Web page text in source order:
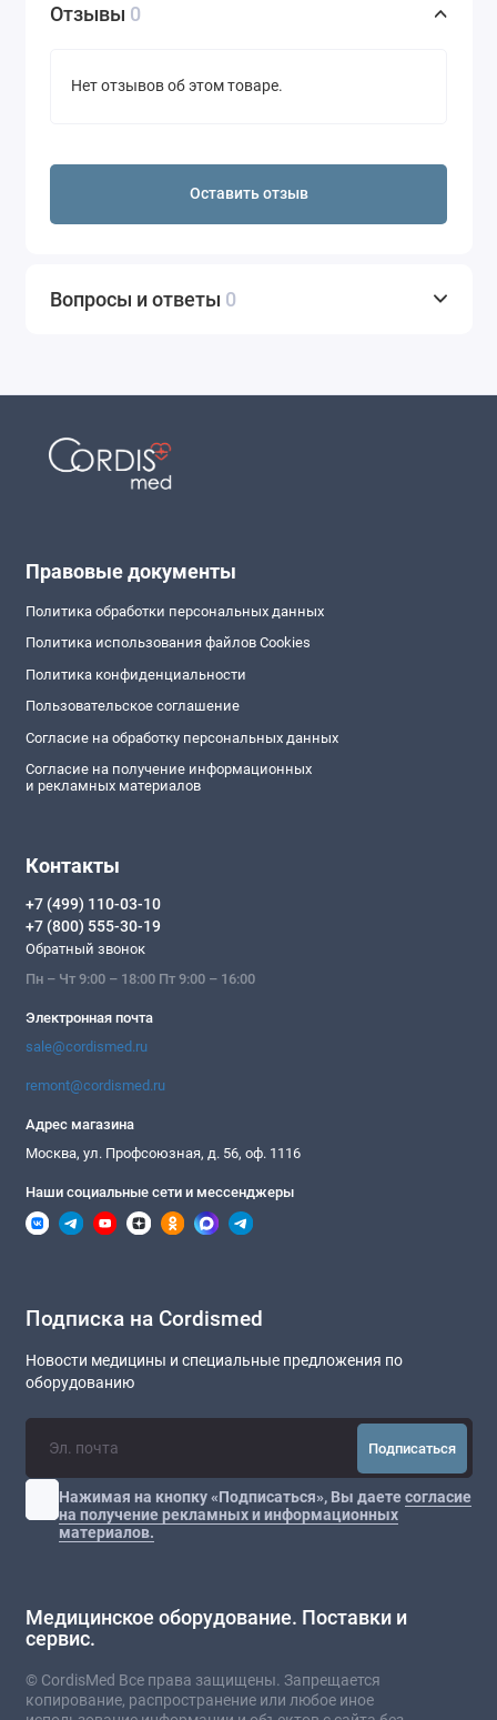
Отзывы 0
Нет отзывов об этом товаре.
Оставить отзыв
Вопросы и ответы 0
Правовые документы
Политика обработки персональных данных
Политика использования файлов Cookies
Политика конфиденциальности
Пользовательское соглашение
Согласие на обработку персональных данных
Согласие на получение информационных
и рекламных материалов
Контакты
+7 (499) 110-03-10
+7 (800) 555-30-19
Обратный звонок
Пн – Чт 9:00 – 18:00 Пт 9:00 – 16:00
Электронная почта
sale@cordismed.ru
remont@cordismed.ru
Адрес магазина
Москва, ул. Профсоюзная, д. 56, оф. 1116
Наши социальные сети и мессенджеры
Подписка на Cordismed
Новости медицины и специальные предложения по
оборудованию
Подписаться
Нажимая на кнопку «Подписаться», Вы даетесогласие
на получение рекламных и информационных
материалов.
Медицинское оборудование. Поставки и
сервис.
© CordisMed Все права защищены. Запрещается
копирование, распространение или любое иное